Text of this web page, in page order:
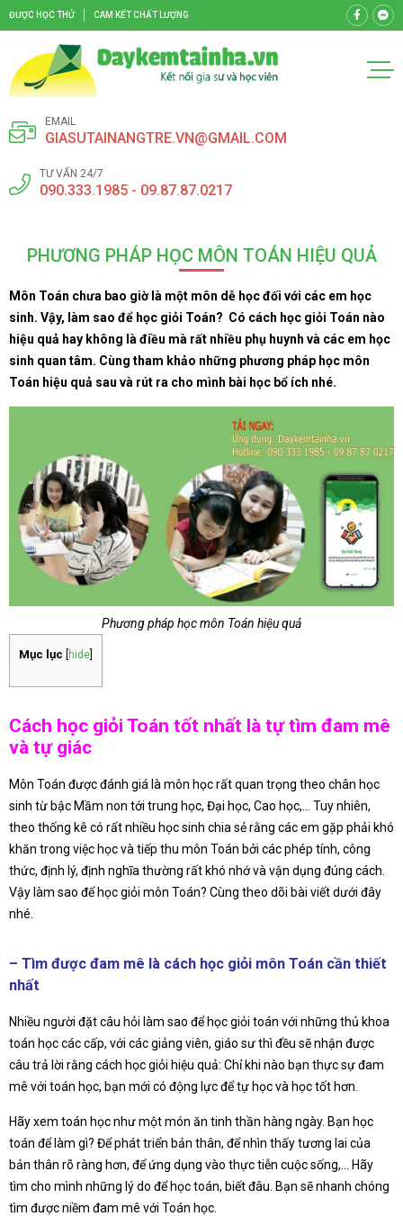
ĐƯỢC HỌC THỬ CAM KẾT CHẤT LƯỢNG
EMAIL
GIASUTAINANGTRE.VN@GMAIL.COM
TƯ VẤN 24/7
090.333.1985 - 09.87.87.0217
PHƯƠNG PHÁP HỌC MÔN TOÁN HIỆU QUẢ
Môn Toán chưa bao giờ là một môn dễ học đối với các em học
sinh. Vậy, làm sao để học giỏi Toán? Có cách học giỏi Toán nào
hiệu quả hay không là điều mà rất nhiều phụ huynh và các em học
sinh quan tâm. Cùng tham khảo những phương pháp học môn
Toán hiệu quả sau và rút ra cho mình bài học bổ ích nhé.
Phương pháp học môn Toán hiệu quả
Mục lục hide
Cách học giỏi Toán tốt nhất là tự tìm đam mê
và tự giác
Môn Toán được đánh giá là môn học rất quan trọng theo chân học
sinh từ bậc Mầm non tới trung học, Đại học, Cao học,… Tuy nhiên,
theo thống kê có rất nhiều học sinh chia sẻ rằng các em gặp phải khó
khăn trong việc học và tiếp thu môn Toán bởi các phép tính, công
thức, định lý, định nghĩa thường rất khó nhớ và vận dụng đúng cách.
Vậy làm sao để học giỏi môn Toán? Cùng theo dõi bài viết dưới đây
nhé.
– Tìm được đam mê là cách học giỏi môn Toán cần thiết
nhất
Nhiều người đặt câu hỏi làm sao để học giỏi toán với những thủ khoa
toán học các cấp, với các giảng viên, giáo sư thì đều sẽ nhận được
câu trả lời rằng cách học giỏi hiệu quả: Chỉ khi nào bạn thực sự đam
mê với toán học, bạn mới có động lực để tự học và học tốt hơn.
Hãy xem toán học như một món ăn tinh thần hàng ngày. Bạn học
toán để làm gì? Để phát triển bản thân, để nhìn thấy tương lai của
bản thân rõ ràng hơn, để ứng dụng vào thực tiễn cuộc sống,… Hãy
tìm cho mình những lý do để học toán, biết đâu. Bạn sẽ nhanh chóng
tìm được niềm đam mê với Toán học.